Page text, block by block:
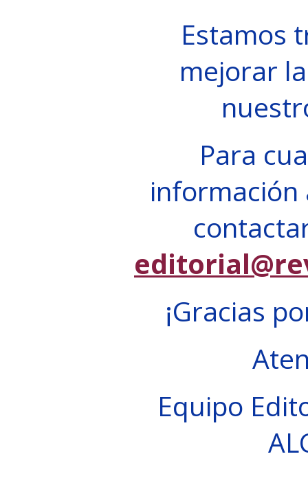
Estamos
mejorar
Para
información
¡Gracias
Equipo